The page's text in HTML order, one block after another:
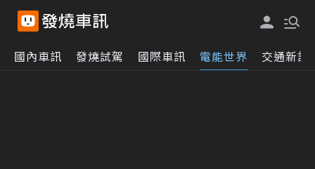
國內車訊 發燒試駕 國際車訊 電能世界 交通新訊